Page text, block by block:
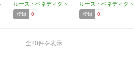
ルース・ベネディクト
登録 0
ルース・ベネディクト
登録 0
全20件を表示